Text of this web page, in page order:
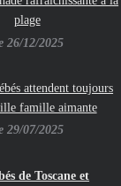
plage
26/12/2025
attendent toujours
famille aimante
29/07/2025
de Toscane et